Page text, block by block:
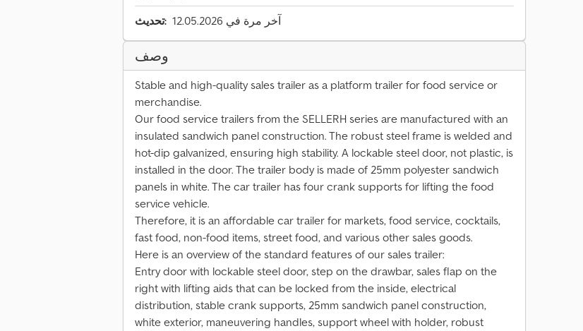
تحديث: آخر مرة في 12.05.2026
وصف
Stable and high-quality sales trailer as a platform trailer for food service or
merchandise.
Our food service trailers from the SELLERH series are manufactured with an
insulated sandwich panel construction. The robust steel frame is welded and
hot-dip galvanized, ensuring high stability. A lockable steel door, not plastic, is
installed in the door. The trailer body is made of 25mm polyester sandwich
panels in white. The car trailer has four crank supports for lifting the food
service vehicle.
Therefore, it is an affordable car trailer for markets, food service, cocktails,
fast food, non-food items, street food, and various other sales goods.
Here is an overview of the standard features of our sales trailer:
Entry door with lockable steel door, step on the drawbar, sales flap on the
right with lifting aids that can be locked from the inside, electrical
distribution, stable crank supports, 25mm sandwich panel construction,
white exterior, maneuvering handles, support wheel with holder, robust